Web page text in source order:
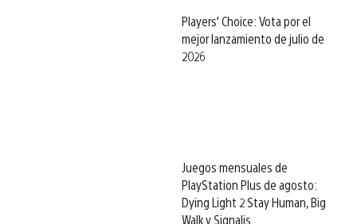
Players’ Choice: Vota por el
mejor lanzamiento de julio de
2026
Juegos mensuales de
PlayStation Plus de agosto:
Dying Light 2 Stay Human, Big
Walk y Signalis